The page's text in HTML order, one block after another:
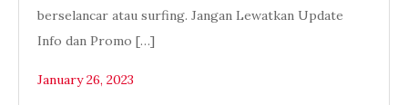
berselancar atau surfing. Jangan Lewatkan Update
Info dan Promo […]
January 26, 2023